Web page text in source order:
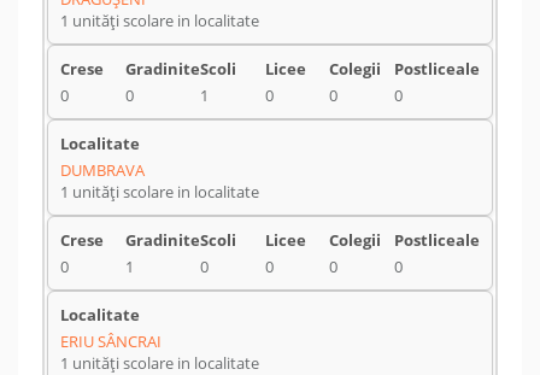
1 unități scolare in localitate
0 0 1 0 0 0
DUMBRAVA
1 unități scolare in localitate
0 1 0 0 0 0
ERIU SÂNCRAI
1 unități scolare in localitate